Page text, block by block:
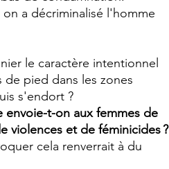
a décriminalisé l'homme
le caractère intentionnel
pied dans les zones
s'endort ?
envoie-t-on aux femmes de
violences et de féminicides ?
cela renverrait à du